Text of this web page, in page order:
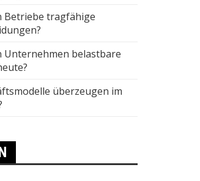
Betriebe tragfähige
Unternehmen belastbare
überzeugen im